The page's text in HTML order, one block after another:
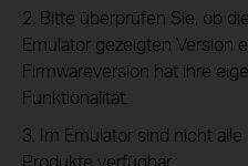
2. Bitte überprüfen Sie, ob
Emulator gezeigten Version
Firmwareversion hat ihre
Funktionalität.
3. Im Emulator sind nicht
Produkte verfügbar.